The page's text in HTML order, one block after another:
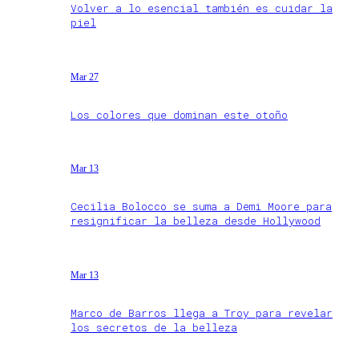
Volver a lo esencial también es cuidar la
piel
Mar 27
Los colores que dominan este otoño
Mar 13
Cecilia Bolocco se suma a Demi Moore para
resignificar la belleza desde Hollywood
Mar 13
Marco de Barros llega a Troy para revelar
los secretos de la belleza